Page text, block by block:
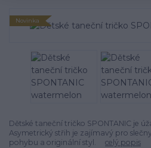
Novinka
Dětské taneční tričko SPONTANIC je
Asymetrický střih je zajímavý pro
pohybu a originální styl. celý popis